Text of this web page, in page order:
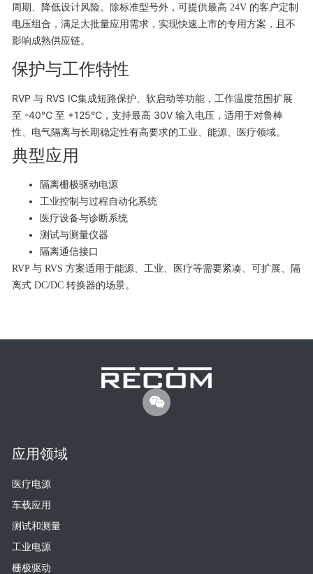
周期、降低设计风险。除标准型号外，可提供最高 24V 的客户定制
电压组合，满足大批量应用需求，实现快速上市的专用方案，且不
影响成熟供应链。
保护与工作特性
RVP 与 RVS IC集成短路保护、软启动等功能，工作温度范围扩展
至 -40℃ 至 +125℃，支持最高 30V 输入电压，适用于对鲁棒
性、电气隔离与长期稳定性有高要求的工业、能源、医疗领域。
典型应用
隔离栅极驱动电源
工业控制与过程自动化系统
医疗设备与诊断系统
测试与测量仪器
隔离通信接口
RVP 与 RVS 方案适用于能源、工业、医疗等需要紧凑、可扩展、隔
离式 DC/DC 转换器的场景。
应用领域
医疗电源
车载应用
测试和测量
工业电源
栅极驱动